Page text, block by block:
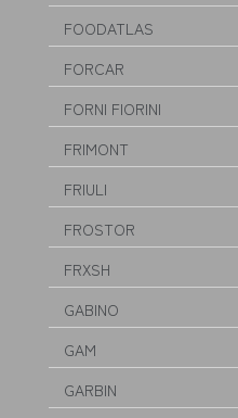
FOODATLAS
FORCAR
FORNI FIORINI
FRIMONT
FRIULI
FROSTOR
FRXSH
GABINO
GAM
GARBIN